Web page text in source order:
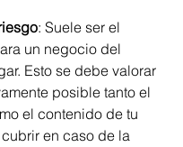
: Suele ser el
un negocio del
Esto se debe valorar
posible tanto el
el contenido de tu
en caso de la